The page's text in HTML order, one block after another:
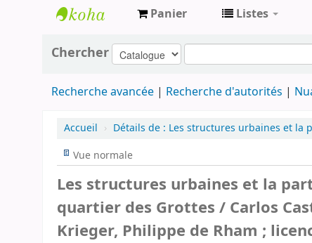
Archives
contestataires
Panier Listes
Chercher
Recherche avancée Recherche d'autorités
Accueil › Détails de : Les structures urbaines et la
Vue normale
Les structures urbaines et la
quartier des Grottes / Carlos
Krieger, Philippe de Rham ;